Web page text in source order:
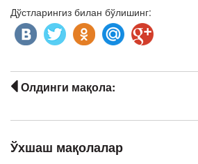
Дўстларингиз билан бўлишинг:
Олдинги мақола:
Ўхшаш мақолалар